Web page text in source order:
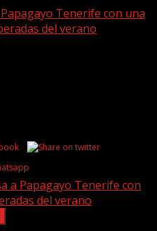
Tenerife con una
del verano
a Papagayo Tenerife con
del verano